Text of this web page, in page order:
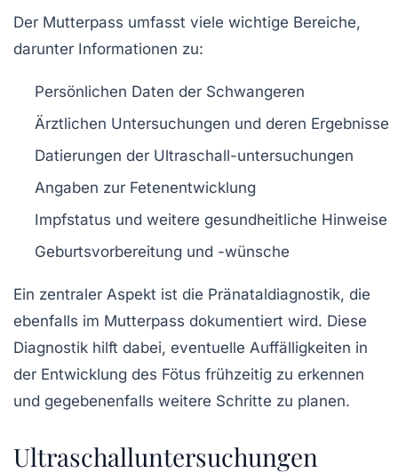
Der Mutterpass umfasst viele wichtige Bereiche,
darunter Informationen zu:
Persönlichen Daten der Schwangeren
Ärztlichen Untersuchungen und deren Ergebnisse
Datierungen der Ultraschall-untersuchungen
Angaben zur Fetenentwicklung
Impfstatus und weitere gesundheitliche Hinweise
Geburtsvorbereitung und -wünsche
Ein zentraler Aspekt ist die Pränataldiagnostik, die
ebenfalls im Mutterpass dokumentiert wird. Diese
Diagnostik hilft dabei, eventuelle Auffälligkeiten in
der Entwicklung des Fötus frühzeitig zu erkennen
und gegebenenfalls weitere Schritte zu planen.
Ultraschalluntersuchungen